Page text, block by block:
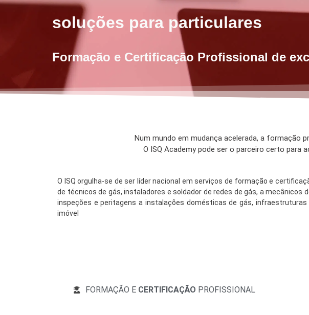
soluções para particulares
Formação e Certificação Profissional de
Num mundo em mudança acelerada, a formação
O ISQ Academy pode ser o parceiro certo para
O ISQ orgulha-se de ser líder nacional em serviços de formação e
de técnicos de gás, instaladores e soldador de redes de gás, a
inspeções e peritagens a instalações domésticas de gás,
imóvel
FORMAÇÃO E CERTIFICAÇÃO PROFISSIONAL